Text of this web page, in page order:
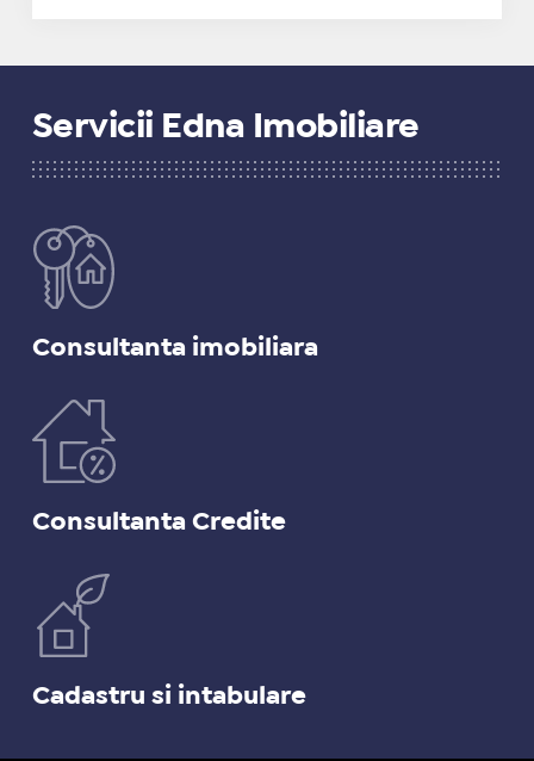
Servicii Edna Imobiliare
Consultanta imobiliara
Consultanta Credite
Cadastru si intabulare